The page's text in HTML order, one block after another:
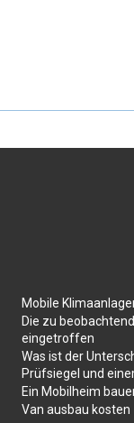
Mobile
Die zu
eingetroffen
Was ist der
Prüfsiegel und
Ein Mobilheim
Van ausbau kosten